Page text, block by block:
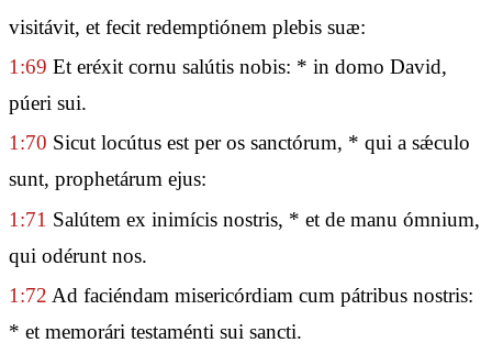
visitávit, et fecit redemptiónem plebis suæ:
1:69 Et eréxit cornu salútis nobis: * in domo David,
púeri sui.
1:70 Sicut locútus est per os sanctórum, * qui a sǽculo
sunt, prophetárum ejus:
1:71 Salútem ex inimícis nostris, * et de manu ómnium,
qui odérunt nos.
1:72 Ad faciéndam misericórdiam cum pátribus nostris:
* et memorári testaménti sui sancti.